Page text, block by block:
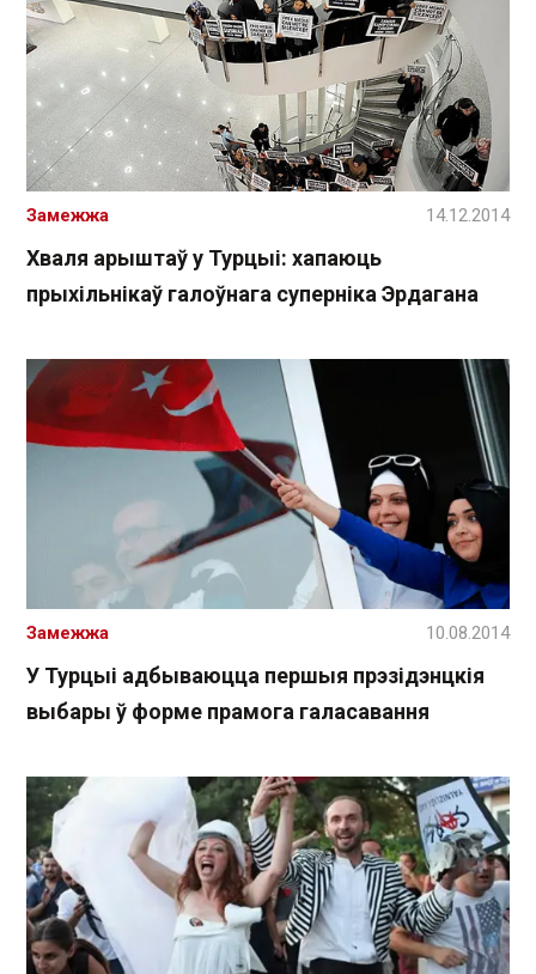
Хваля арыштаў у Турцыі: хапаюць
прыхільнікаў галоўнага суперніка Эрдагана
Замежжа 14.12.2014
У Турцыі адбываюцца першыя прэзідэнцкія
выбары ў форме прамога галасавання
Замежжа 10.08.2014